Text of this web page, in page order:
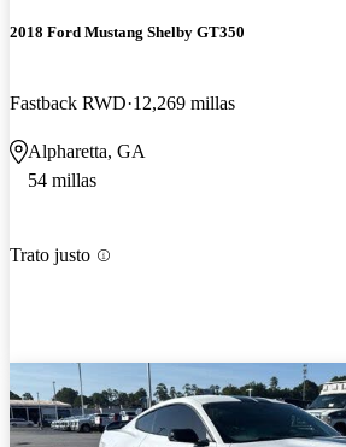
2018 Ford Mustang Shelby GT350
Fastback RWD 12,269 millas
Alpharetta, GA
54 millas
Trato justo